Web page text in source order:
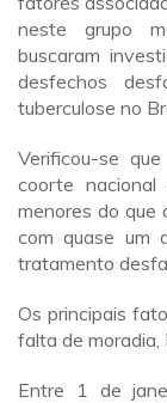
neste grupo
buscaram
desfechos
tuberculose no
Verificou-se
coorte
menores do que
com quase um
tratamento
Os principais
falta de moradia,
Entre 1 de